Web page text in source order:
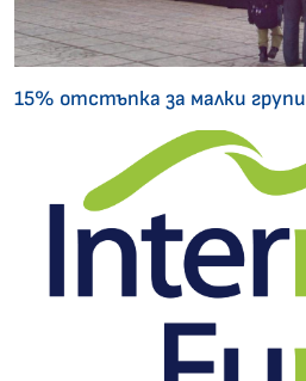
15% отстъпка за малки групи